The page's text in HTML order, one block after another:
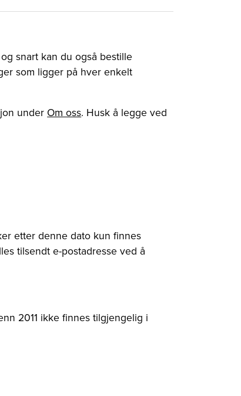
snart kan du også bestille
som ligger på hver enkelt
under Om oss. Husk å legge ved
etter denne dato kun finnes
tilsendt e-postadresse ved å
2011 ikke finnes tilgjengelig i